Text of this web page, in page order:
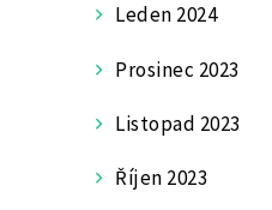
Leden 2024
Prosinec 2023
Listopad 2023
Říjen 2023